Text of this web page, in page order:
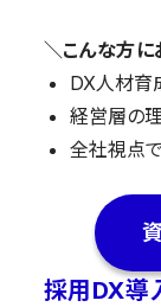
＼こんな方
DX人材育
経営層の
全社視点
採用DX導